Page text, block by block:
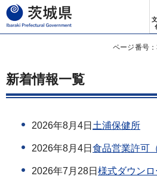
茨城県
ページ番号
新着情報一覧
2026年8月4日 土浦保健所
2026年8月4日 食品営業許可
2026年7月28日 様式ダウンロ